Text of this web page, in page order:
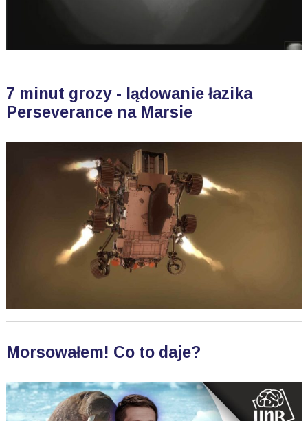
7 minut grozy - lądowanie łazika
Perseverance na Marsie
Morsowałem! Co to daje?